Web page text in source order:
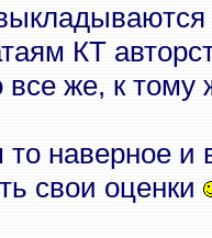
КТ
все же, к
наверное и
свои оценки